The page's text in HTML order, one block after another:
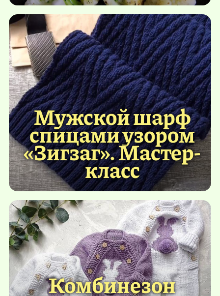
Мужской шарф
спицами узором
«Зигзаг». Мастер-
класс
Комбинезон